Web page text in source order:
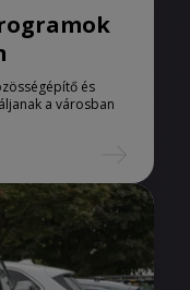
és
a városban